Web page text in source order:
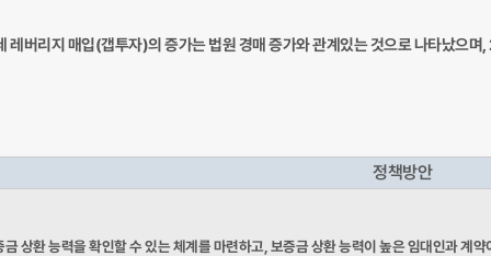
레버리지 매입(갭투자)의 증가는 법원 경매 증가와 관계있는 것으로 나타났으
정책방안
상환 능력을 확인할 수 있는 체계를 마련하고, 보증금 상환 능력이 높은 임대인과 계